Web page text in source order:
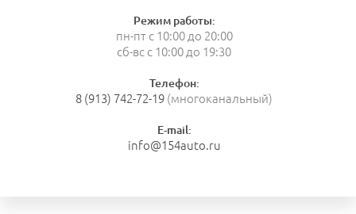
Режим работы:
пн-пт с 10:00 до 20:00
сб-вс с 10:00 до 19:30
Телефон:
8 (913) 742-72-19(многоканальный)
E-mail:
info@154auto.ru